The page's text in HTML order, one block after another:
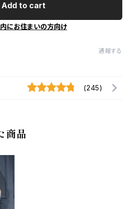
Add to cart
にお住まいの方向け
通報する
(245)
商品